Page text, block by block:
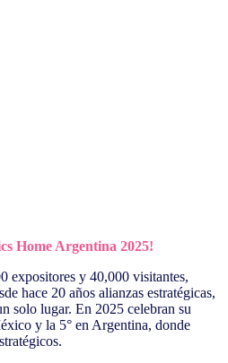
Home Argentina 2025!
expositores y 40,000 visitantes,
hace 20 años alianzas estratégicas,
solo lugar. En 2025 celebran su
y la 5° en Argentina, donde